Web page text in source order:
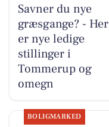
Savner du nye
græsgange? - Her
er nye ledige
stillinger i
Tommerup og
omegn
BOLIGMARKED